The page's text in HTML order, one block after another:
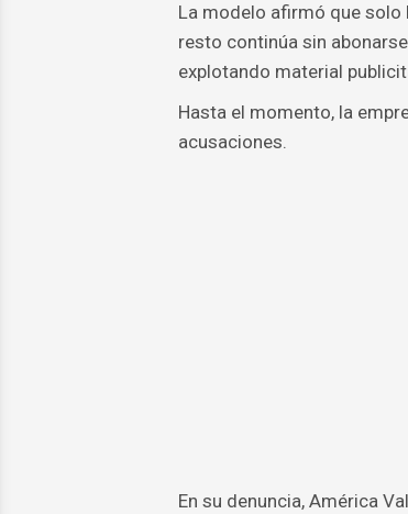
La modelo afirmó que solo
resto continúa sin
explotando material
Hasta el momento, la
acusaciones.
En su denuncia, América